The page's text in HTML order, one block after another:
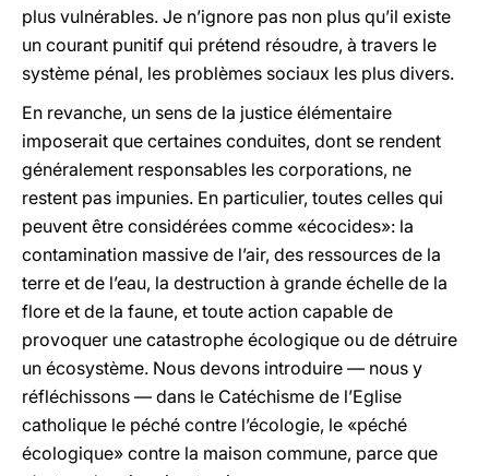
plus vulnérables. Je n’ignore pas non plus qu’il existe
un courant punitif qui prétend résoudre, à travers le
système pénal, les problèmes sociaux les plus divers.
En revanche, un sens de la justice élémentaire
imposerait que certaines conduites, dont se rendent
généralement responsables les corporations, ne
restent pas impunies. En particulier, toutes celles qui
peuvent être considérées comme «écocides»: la
contamination massive de l’air, des ressources de la
terre et de l’eau, la destruction à grande échelle de la
flore et de la faune, et toute action capable de
provoquer une catastrophe écologique ou de détruire
un écosystème. Nous devons introduire — nous y
réfléchissons — dans le Catéchisme de l’Eglise
catholique le péché contre l’écologie, le «péché
écologique» contre la maison commune, parce que